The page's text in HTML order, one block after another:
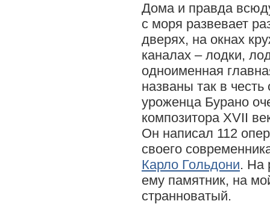
Дома и правда
с моря развевает
дверях, на окнах
каналах – лодки,
одноименная
названы так в
уроженца Бурано
композитора XVII
Он написал 112
своего
Карло Гольдони. На
ему памятник, на
странноватый.